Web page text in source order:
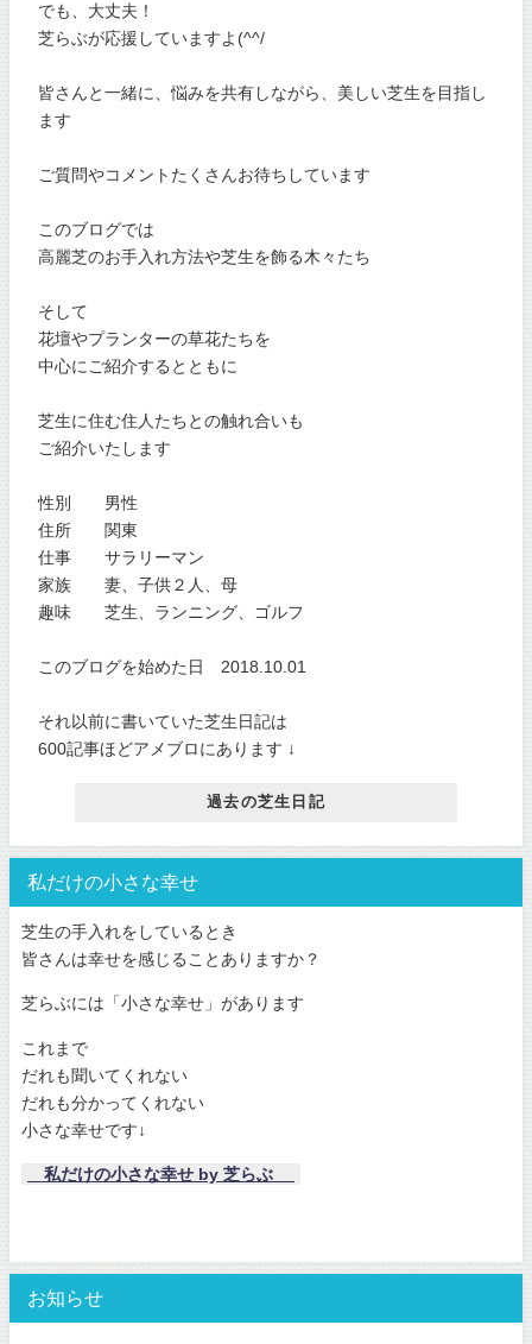
でも、大丈夫！
芝らぶが応援していますよ(^^/
皆さんと一緒に、悩みを共有しながら、美しい芝生を目指し
ます
ご質問やコメントたくさんお待ちしています
このブログでは
高麗芝のお手入れ方法や芝生を飾る木々たち
そして
花壇やプランターの草花たちを
中心にご紹介するとともに
芝生に住む住人たちとの触れ合いも
ご紹介いたします
性別 男性
住所 関東
仕事 サラリーマン
家族 妻、子供２人、母
趣味 芝生、ランニング、ゴルフ
このブログを始めた日 2018.10.01
それ以前に書いていた芝生日記は
600記事ほどアメブロにあります ↓
過去の芝生日記
私だけの小さな幸せ
芝生の手入れをしているとき
皆さんは幸せを感じることありますか？
芝らぶには「小さな幸せ」があります
これまで
だれも聞いてくれない
だれも分かってくれない
小さな幸せです↓
私だけの小さな幸せ by 芝らぶ
お知らせ